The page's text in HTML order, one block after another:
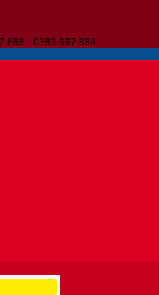
888 - 0383 667 888